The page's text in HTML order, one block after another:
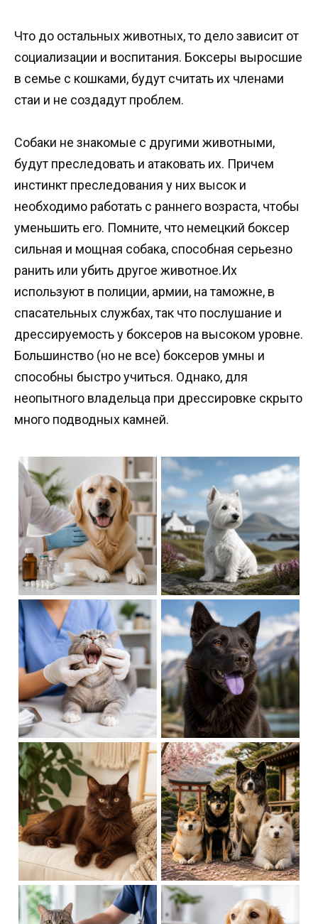
Что до остальных животных, то дело зависит от
социализации и воспитания. Боксеры выросшие
в семье с кошками, будут считать их членами
стаи и не создадут проблем.
Собаки не знакомые с другими животными,
будут преследовать и атаковать их. Причем
инстинкт преследования у них высок и
необходимо работать с раннего возраста, чтобы
уменьшить его. Помните, что немецкий боксер
сильная и мощная собака, способная серьезно
ранить или убить другое животное.Их
используют в полиции, армии, на таможне, в
спасательных службах, так что послушание и
дрессируемость у боксеров на высоком уровне.
Большинство (но не все) боксеров умны и
способны быстро учиться. Однако, для
неопытного владельца при дрессировке скрыто
много подводных камней.